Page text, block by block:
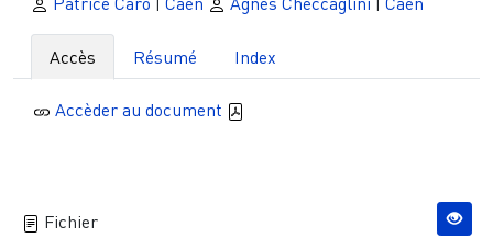
Accès Résumé Index
Accèder au document
Fichier